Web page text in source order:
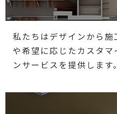
私たちはデザインから
や希望に応じたカスタ
ンサービスを提供します。